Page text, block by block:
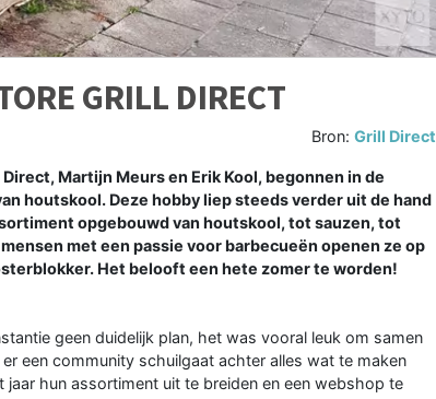
GRILL DIRECT
Bron:Grill Direct
Martijn Meurs en Erik Kool, begonnen in de
houtskool. Deze hobby liep steeds verder uit de hand
opgebouwd van houtskool, tot sauzen, tot
met een passie voor barbecueën openen ze op
Het belooft een hete zomer te worden!
geen duidelijk plan, het was vooral leuk om samen
een community schuilgaat achter alles wat te maken
hun assortiment uit te breiden en een webshop te